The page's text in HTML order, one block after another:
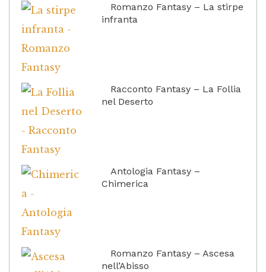
Romanzo Fantasy – La stirpe
infranta
Racconto Fantasy – La Follia
nel Deserto
Antologia Fantasy –
Chimerica
Romanzo Fantasy – Ascesa
nell’Abisso